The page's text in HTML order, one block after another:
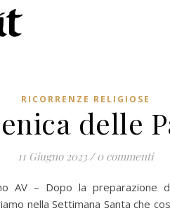
RICORRENZE RELIGIOSE
delle
11 Giugno 2023 / 0 commenti
AV – Dopo la preparazione
nella Settimana Santa che